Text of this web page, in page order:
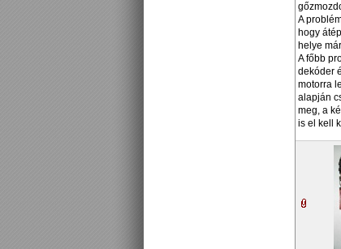
A
hogy
helye
A főbb
dekóder
motorra
alapján
meg, a
is el kell